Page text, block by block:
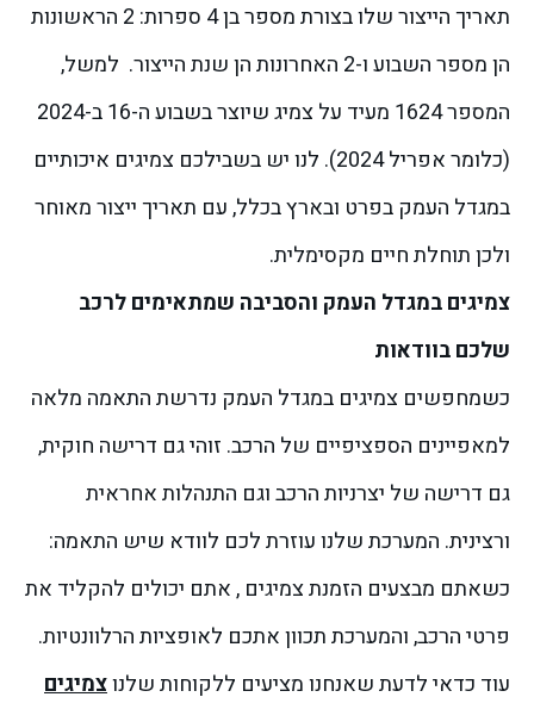
תאריך הייצור שלו בצורת מספר בן 4 ספרות: 2 הראשונות
הן מספר השבוע ו-2 האחרונות הן שנת הייצור.
למשל,
המספר 1624 מעיד על צמיג שיוצר בשבוע ה-16 ב-2024
(כלומר אפריל 2024). לנו יש בשבילכם צמיגים איכותיים
במגדל העמק בפרט ובארץ בכלל, עם תאריך ייצור מאוחר
ולכן תוחלת חיים מקסימלית.
צמיגים במגדל העמק והסביבה שמתאימים לרכב
שלכם בוודאות
כשמחפשים צמיגים במגדל העמק נדרשת התאמה מלאה
למאפיינים הספציפיים של הרכב. זוהי גם דרישה חוקית,
גם דרישה של יצרניות הרכב וגם התנהלות אחראית
ורצינית. המערכת שלנו עוזרת לכם לוודא שיש התאמה:
כשאתם מבצעים הזמנת צמיגים , אתם יכולים להקליד את
פרטי הרכב, והמערכת תכוון אתכם לאופציות הרלוונטיות.
עוד כדאי לדעת שאנחנו מציעים ללקוחות שלנוצמיגים